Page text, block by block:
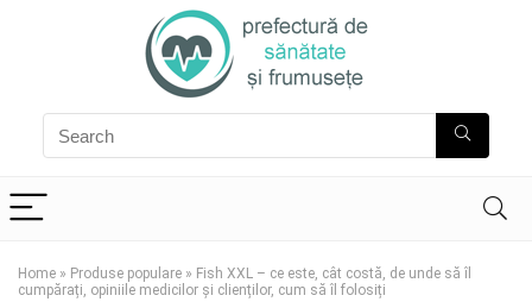
Home » Produse populare » Fish XXL – ce este, cât costă, de unde să îl
cumpărați, opiniile medicilor și clienților, cum să îl folosiți